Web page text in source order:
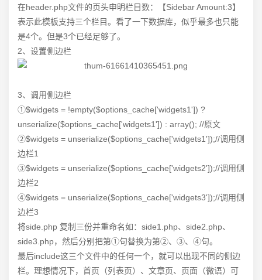
在header.php文件的页头申明栏目数：【Sidebar Amount:3】
表示此模板支持三个栏目。看了一下数据库，似乎最多也只能
是4个。但是3个已经足够了。
2、设置侧边栏
3、调用侧边栏
①$widgets = !empty($options_cache['widgets1']) ?
unserialize($options_cache['widgets1']) : array(); //原文
②$widgets = unserialize($options_cache['widgets1']);//调用侧
边栏1
③$widgets = unserialize($options_cache['widgets2']);//调用侧
边栏2
④$widgets = unserialize($options_cache['widgets3']);//调用侧
边栏3
将side.php 复制三份并重命名如：side1.php、side2.php、
side3.php，然后分别把第①句替换为第②、③、④句。
最后include这三个文件中的任何一个，就可以出现不同的侧边
栏。理想情况下，首页（列表页）、文章页、页面（微语）可